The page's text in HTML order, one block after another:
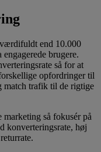
end 10.000
brugere.
så for at
opfordringer til
match trafik til de rigtige
så fokusér på
konverteringsrate, høj